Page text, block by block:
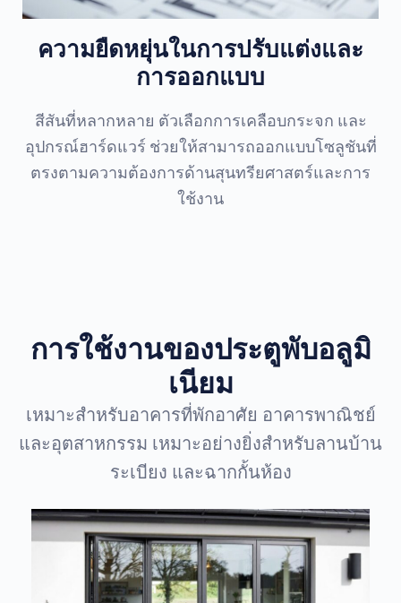
ความยืดหยุ่นในการปรับแต่งและ
การออกแบบ
สีสันที่หลากหลาย ตัวเลือกการเคลือบกระจก และ
อุปกรณ์ฮาร์ดแวร์ ช่วยให้สามารถออกแบบโซลูชันที่
ตรงตามความต้องการด้านสุนทรียศาสตร์และการ
ใช้งาน
การใช้งานของประตูพับอลูมิ
เนียม
เหมาะสำหรับอาคารที่พักอาศัย อาคารพาณิชย์
และอุตสาหกรรม เหมาะอย่างยิ่งสำหรับลานบ้าน
ระเบียง และฉากกั้นห้อง